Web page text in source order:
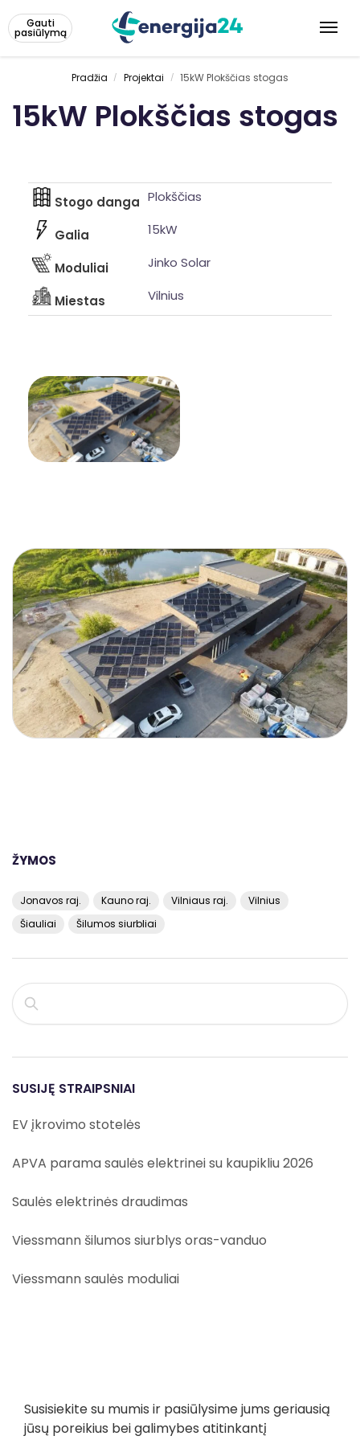
Gauti
pasiūlymą
Pradžia / Projektai / 15kW Plokščias stogas
15kW Plokščias stogas
Stogo danga Plokščias
Galia 15kW
Moduliai Jinko Solar
Miestas Vilnius
ŽYMOS
Jonavos raj. Kauno raj. Vilniaus raj.
Vilnius
Šiauliai
Šilumos siurbliai
PAIEŠKA
SUSIJĘ STRAIPSNIAI
EV įkrovimo stotelės
APVA parama saulės elektrinei su kaupikliu 2026
Saulės elektrinės draudimas
Viessmann šilumos siurblys oras-vanduo
Viessmann saulės moduliai
Susisiekite su mumis ir pasiūlysime jums geriausią
jūsų poreikius bei galimybes atitinkantį